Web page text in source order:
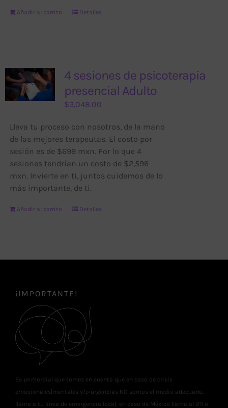
Añadir al carrito Detalles
4 sesiones de psicoterapia
presencial Adulto
$3,048.00
Lleva tu proceso con nosotros, de la mano
de las mejores terapeutas. El costo por
sesión es de $699 mxn. Por lo que 4
sesiones tendrían un costo de $2,596
mxn. Invierte en ti, juntos cuidemos de lo
más importante, de ti.
Añadir al carrito Detalles
¡IMPORTANTE!
Es primordial que tomes en cuenta que en caso de crisis
emocionales|mentales y/o urgencias NO somos el medio adecuado,
llama a tu línea de emergencia local, en caso de México llama al 911 o